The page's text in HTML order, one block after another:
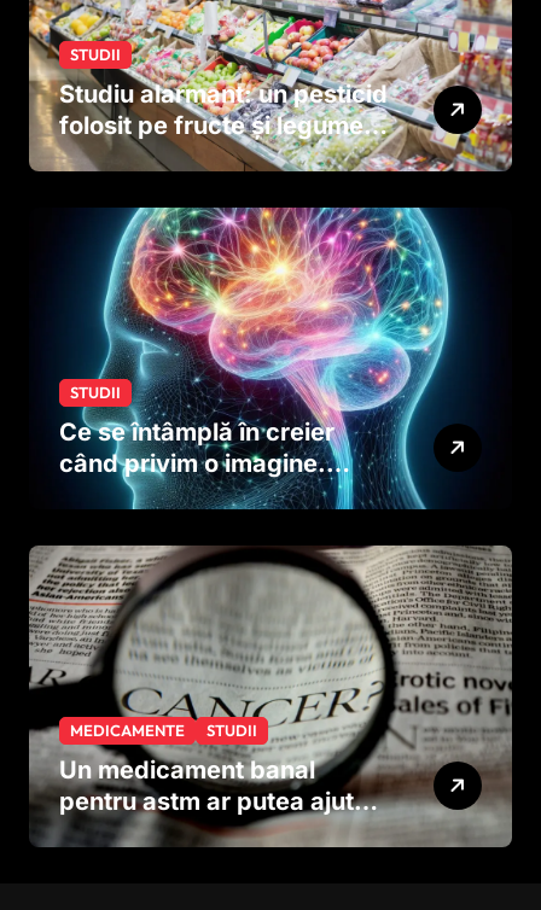
STUDII
Studiu alarmant: un pesticid
folosit pe fructe și legume
ar putea afecta dezvoltarea
dinainte de naștere
STUDII
Ce se întâmplă în creier
când privim o imagine.
Studiul care explică rolul
MEDICAMENTE STUDII
Un medicament banal
pentru astm ar putea ajuta
în lupta împotriva